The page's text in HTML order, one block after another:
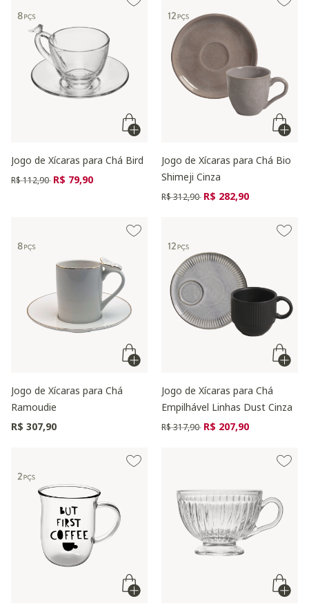
Jogo de Xícaras para Chá Bird
Preço reduzido de
R$ 112,90 para
R$ 79,90
Jogo de Xícaras para Chá Bio
Shimeji Cinza
Preço reduzido de
R$ 312,90 para
R$ 282,90
Jogo de Xícaras para Chá
Ramoudie
R$ 307,90
Jogo de Xícaras para Chá
Empilhável Linhas Dust Cinza
Preço reduzido de
R$ 317,90 para
R$ 207,90